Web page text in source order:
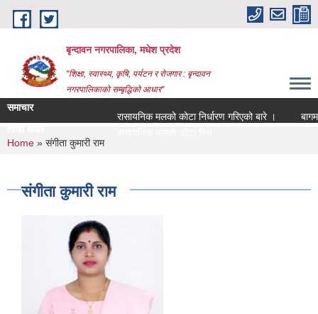
Skip to main content
बृन्दावन नगरपालिका, मधेश प्रदेश
"शिक्षा, स्वास्थ्य, कृषि, पर्यटन र रोजगार : बृन्दावन
नगरपालिकाको सम्बृद्धिको आधार"
समाचार
रासायनिक मलको कोटा निर्धारण गरिएको बारे ।
You are here
Home » संगीता कुमारी राम
संगीता कुमारी राम